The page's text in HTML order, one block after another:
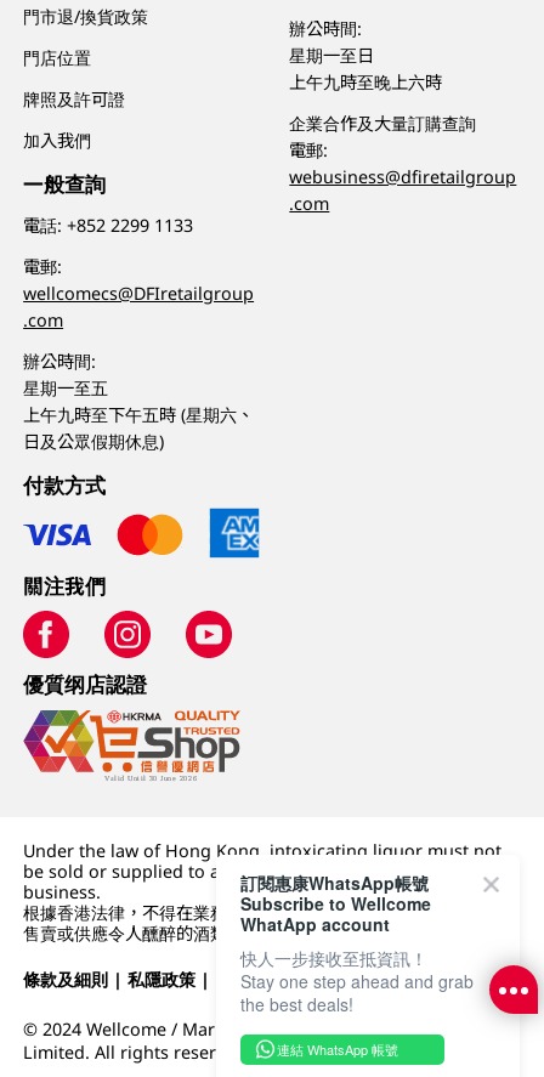
門市退/換貨政策
門店位置
牌照及許可證
加入我們
一般查詢
電話:+852 2299 1133
電郵:
wellcomecs@DFIretailgroup
.com
辦公時間:
星期一至五
上午九時至下午五時 (星期六、
日及公眾假期休息)
辦公時間:
星期一至日
上午九時至晚上六時
企業合作及大量訂購查詢
電郵:
webusiness@dfiretailgroup
.com
付款方式
關注我們
優質纲店認證
Under the law of Hong Kong, intoxicating liquor must not
be sold or supplied to a minor (under 18) in the course of
business.
根據香港法律，不得在業務過程中，向未成年人 (18 歲以下人士)
售賣或供應令人醺醉的酒類。
條款及細則 |私隱政策 | DFI零售集團
© 2024 Wellcome / Market Place. The Dairy Farm Company
Limited. All rights reserved.
訂閱惠康WhatsApp帳號
Subscribe to Wellcome
WhatApp account
快人一步接收至抵資訊！
Stay one step ahead and grab
the best deals!
連結 WhatsApp 帳號